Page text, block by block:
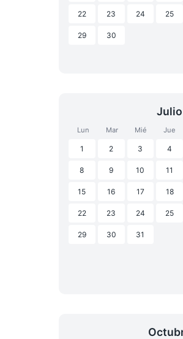
22 23 24 25
29 30
Julio
Lun Mar Mié Jue
1 2 3 4
8 9 10 11
15 16 17 18
22 23 24 25
29 30 31